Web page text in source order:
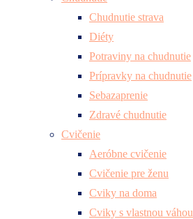
Chudnutie strava
Diéty
Potraviny na chudnutie
Prípravky na chudnutie
Sebazaprenie
Zdravé chudnutie
Cvičenie
Aeróbne cvičenie
Cvičenie pre ženu
Cviky na doma
Cviky s vlastnou váhou